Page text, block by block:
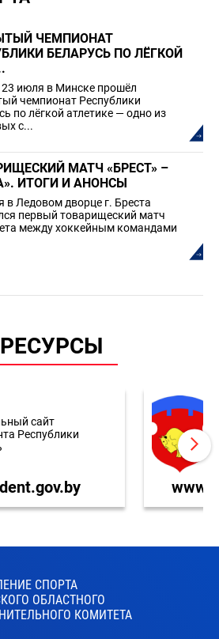
ЧЕМПИОНАТ
БЕЛАРУСЬ ПО ЛЁГКОЙ
23 июля в Минске прошёл
чемпионат Республики
по лёгкой атлетике — одно из
с...
МАТЧ «БРЕСТ» –
ИТОГИ И АНОНСЫ
в Ледовом дворце г. Бреста
первый товарищеский матч
между хоккейным командами
сайт
Республики
СПОРТА
ОБЛАСТНОГО
КОМИТЕТА